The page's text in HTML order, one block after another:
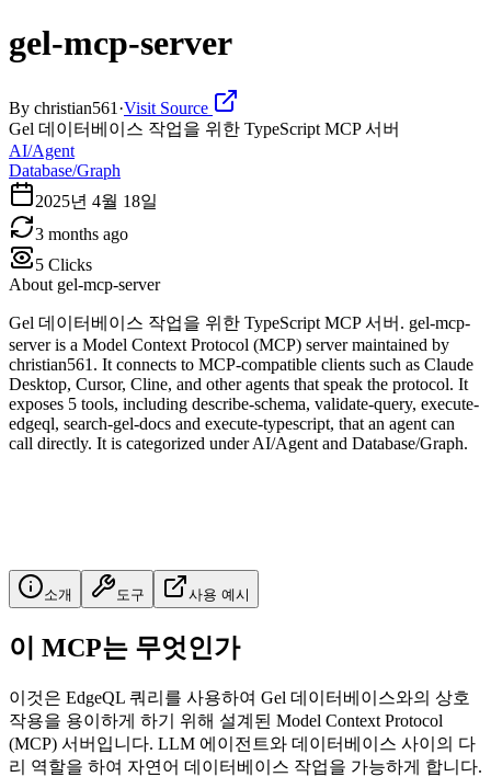
gel-mcp-server
By christian561 ·Visit Source
Gel 데이터베이스 작업을 위한 TypeScript MCP 서버
AI/Agent
Database/Graph
2025년 4월 18일
3 months ago
5 Clicks
About gel-mcp-server
Gel 데이터베이스 작업을 위한 TypeScript MCP 서버. gel-mcp-
server is a Model Context Protocol (MCP) server maintained by
christian561. It connects to MCP-compatible clients such as Claude
Desktop, Cursor, Cline, and other agents that speak the protocol. It
exposes 5 tools, including describe-schema, validate-query, execute-
edgeql, search-gel-docs and execute-typescript, that an agent can
call directly. It is categorized under AI/Agent and Database/Graph.
소개 도구 사용 예시
이 MCP는 무엇인가
이것은 EdgeQL 쿼리를 사용하여 Gel 데이터베이스와의 상호
작용을 용이하게 하기 위해 설계된 Model Context Protocol
(MCP) 서버입니다. LLM 에이전트와 데이터베이스 사이의 다
리 역할을 하여 자연어 데이터베이스 작업을 가능하게 합니다.